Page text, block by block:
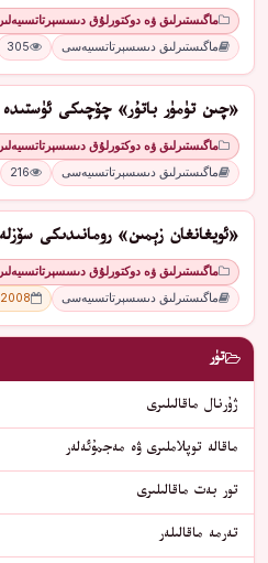
ماگىستىرلىق ۋە دوكتورلۇق
ماگىستىرلىق دىسسېرتاتسىيەسى
305
«چىن تۈمۈر باتۇر» چۆچىكى ئۈستىدە
ماگىستىرلىق ۋە دوكتورلۇق
ماگىستىرلىق دىسسېرتاتسىيەسى
216
«ئويغانغان زېمىن» رومانىدىكى
ماگىستىرلىق ۋە دوكتورلۇق
ماگىستىرلىق دىسسېرتاتسىيەسى
2008-يىل
تۈر
ژۇرنال ماقالىلىرى
ماقالە توپلاملىرى ۋە مەجمۇئەلەر
تور بەت ماقالىلىرى
تەرمە ماقالىلەر